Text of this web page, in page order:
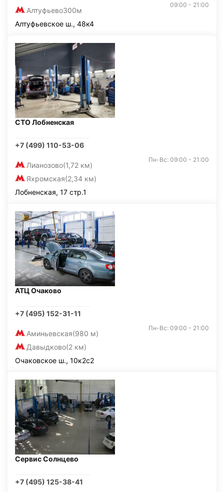
Алтуфьево300м
09:00 - 21:00
Алтуфьевское ш., 48к4
СТО Лобненская
+7 (499) 110-53-06
Лианозово(1,72 км)
Яхромская(2,34 км)
Пн-Вс: 09:00 - 21:00
Лобненская, 17 стр.1
АТЦ Очаково
+7 (495) 152-31-11
Аминьевская(980 м)
Давыдково(2 км)
Пн-Вс: 09:00 - 21:00
Очаковское ш., 10к2с2
Сервис Солнцево
+7 (495) 125-38-41